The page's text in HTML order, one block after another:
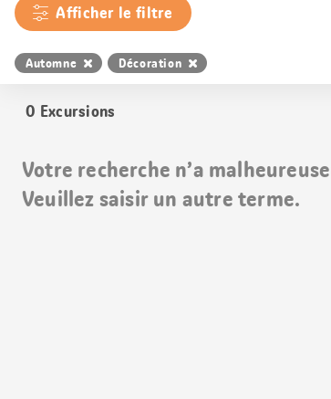
Afficher le filtre
Automne Décoration
0 Excursions
Votre recherche n’a
Veuillez saisir un autre terme.